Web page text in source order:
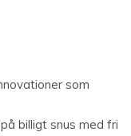
som
billigt snus med fri